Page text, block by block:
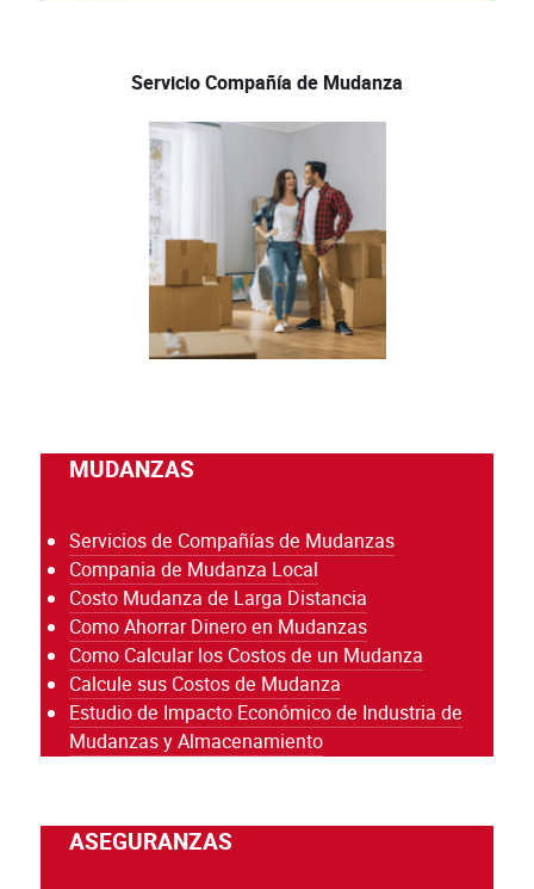
Servicio Compañía de Mudanza
MUDANZAS
Servicios de Compañías de Mudanzas
Compania de Mudanza Local
Costo Mudanza de Larga Distancia
Como Ahorrar Dinero en Mudanzas
Como Calcular los Costos de un Mudanza
Calcule sus Costos de Mudanza
Estudio de Impacto Económico de Industria de
Mudanzas y Almacenamiento
ASEGURANZAS